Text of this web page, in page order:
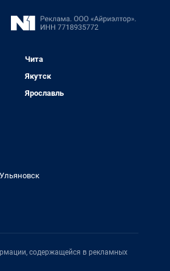
Чита
Якутск
Ярославль
Ульяновск
содержащейся в рекламных